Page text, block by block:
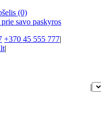
(0)
savo paskyros
+370 45 555 777|
|
|